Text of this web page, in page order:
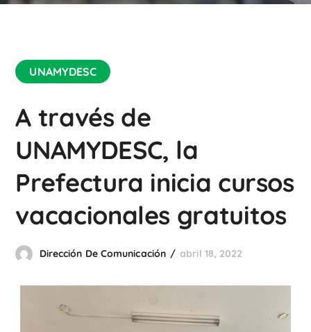
UNAMYDESC
A través de
UNAMYDESC, la
Prefectura inicia cursos
vacacionales gratuitos
Dirección De Comunicación abril 18, 2022